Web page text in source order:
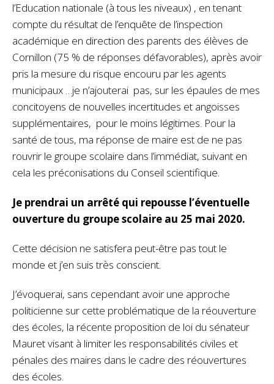
l’Education nationale (à tous les niveaux) , en tenant
compte du résultat de l’enquête de l’inspection
académique en direction des parents des élèves de
Cornillon (75 % de réponses défavorables), après avoir
pris la mesure du risque encouru par les agents
municipaux …je n’ajouterai pas, sur les épaules de mes
concitoyens de nouvelles incertitudes et angoisses
supplémentaires, pour le moins légitimes. Pour la
santé de tous, ma réponse de maire est de ne pas
rouvrir le groupe scolaire dans l’immédiat, suivant en
cela les préconisations du Conseil scientifique.
Je prendrai un arrêté qui repousse l’éventuelle
ouverture du groupe scolaire au 25 mai 2020.
Cette décision ne satisfera peut-être pas tout le
monde et j’en suis très conscient.
J’évoquerai, sans cependant avoir une approche
politicienne sur cette problématique de la réouverture
des écoles, la récente proposition de loi du sénateur
Mauret visant à limiter les responsabilités civiles et
pénales des maires dans le cadre des réouvertures
des écoles.